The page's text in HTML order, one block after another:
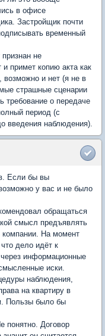
в офисе
Застройщик почти
временный
не
примет копию акта как
возможно и нет (я не в
страшные сценарии
требование о передаче
период (с
введения наблюдения).
Если бы вы
у вас и не было
обращаться
смысл предъявлять
компании. На момент
дело идёт к
информационные
иски.
наблюдения,
на квартиру в
Пользы было бы
понятно. Договор